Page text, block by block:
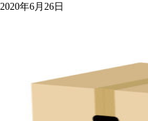
2020年6月26日